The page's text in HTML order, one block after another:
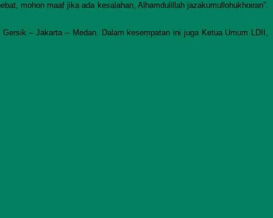
mohon maaf jika ada kesalahan, Alhamdulillah jazakumullohukhoiran”.
– Jakarta – Medan. Dalam kesempatan ini juga Ketua Umum LDII,